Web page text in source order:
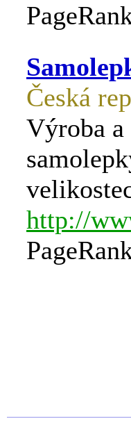
Česká
Výroba a
http://